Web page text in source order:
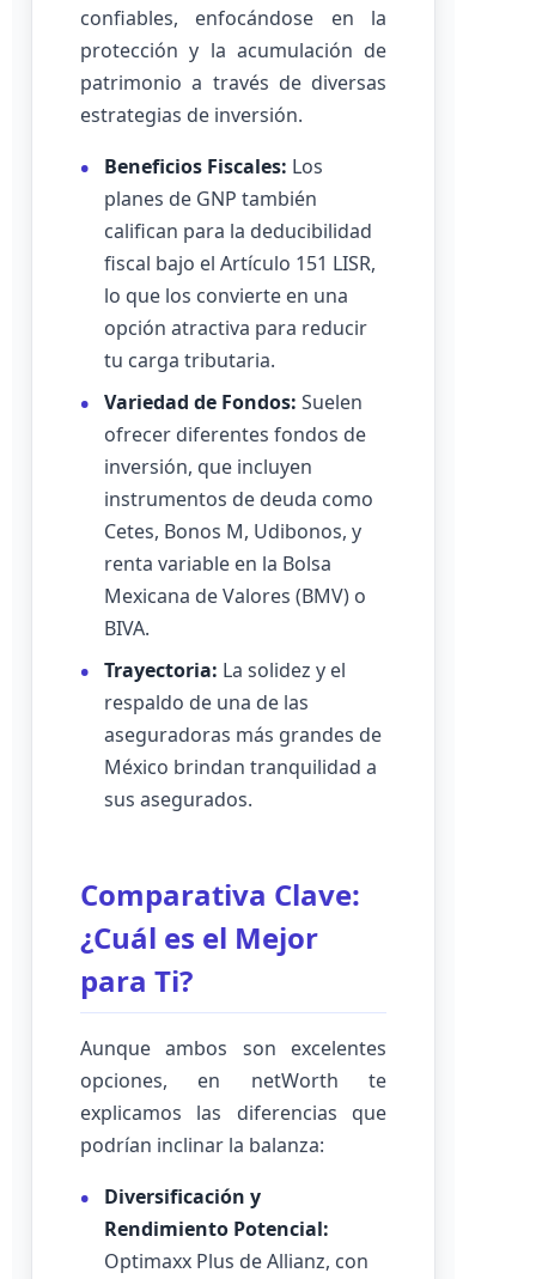
confiables, enfocándose en la
protección y la acumulación de
patrimonio a través de diversas
estrategias de inversión.
Beneficios Fiscales: Los
planes de GNP también
califican para la deducibilidad
fiscal bajo el Artículo 151 LISR,
lo que los convierte en una
opción atractiva para reducir
tu carga tributaria.
Variedad de Fondos: Suelen
ofrecer diferentes fondos de
inversión, que incluyen
instrumentos de deuda como
Cetes, Bonos M, Udibonos, y
renta variable en la Bolsa
Mexicana de Valores (BMV) o
BIVA.
Trayectoria: La solidez y el
respaldo de una de las
aseguradoras más grandes de
México brindan tranquilidad a
sus asegurados.
Comparativa Clave:
¿Cuál es el Mejor
para Ti?
Aunque ambos son excelentes
opciones, en netWorth te
explicamos las diferencias que
podrían inclinar la balanza:
Diversificación y
Rendimiento Potencial:
Optimaxx Plus de Allianz, con